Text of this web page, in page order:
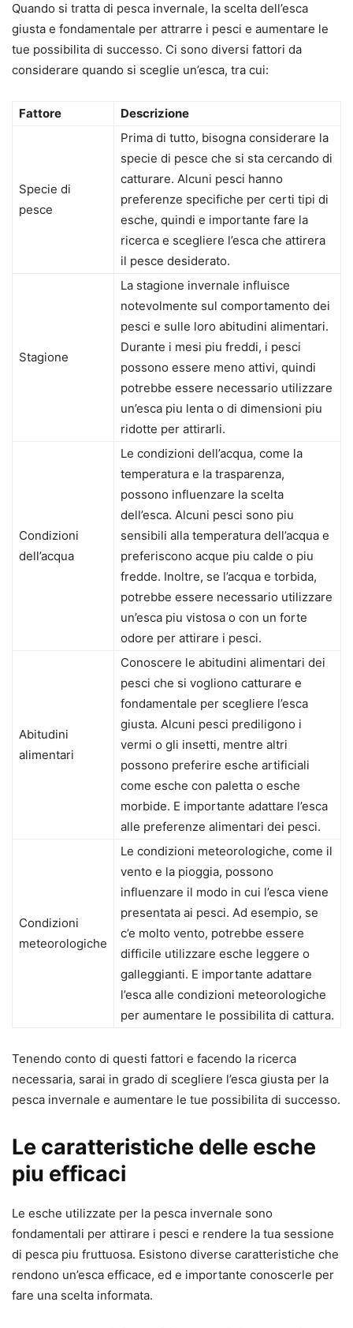
Quando si tratta di pesca invernale, la scelta dell’esca
giusta e fondamentale per attrarre i pesci e aumentare le
tue possibilita di successo. Ci sono diversi fattori da
considerare quando si sceglie un’esca, tra cui:
Fattore Descrizione
Specie di
pesce
Prima di tutto, bisogna considerare la
specie di pesce che si sta cercando di
catturare. Alcuni pesci hanno
preferenze specifiche per certi tipi di
esche, quindi e importante fare la
ricerca e scegliere l’esca che attirera
il pesce desiderato.
Stagione
La stagione invernale influisce
notevolmente sul comportamento dei
pesci e sulle loro abitudini alimentari.
Durante i mesi piu freddi, i pesci
possono essere meno attivi, quindi
potrebbe essere necessario utilizzare
un’esca piu lenta o di dimensioni piu
ridotte per attirarli.
Condizioni
dell’acqua
Le condizioni dell’acqua, come la
temperatura e la trasparenza,
possono influenzare la scelta
dell’esca. Alcuni pesci sono piu
sensibili alla temperatura dell’acqua e
preferiscono acque piu calde o piu
fredde. Inoltre, se l’acqua e torbida,
potrebbe essere necessario utilizzare
un’esca piu vistosa o con un forte
odore per attirare i pesci.
Abitudini
alimentari
Conoscere le abitudini alimentari dei
pesci che si vogliono catturare e
fondamentale per scegliere l’esca
giusta. Alcuni pesci prediligono i
vermi o gli insetti, mentre altri
possono preferire esche artificiali
come esche con paletta o esche
morbide. E importante adattare l’esca
alle preferenze alimentari dei pesci.
Condizioni
meteorologiche
Le condizioni meteorologiche, come il
vento e la pioggia, possono
influenzare il modo in cui l’esca viene
presentata ai pesci. Ad esempio, se
c’e molto vento, potrebbe essere
difficile utilizzare esche leggere o
galleggianti. E importante adattare
l’esca alle condizioni meteorologiche
per aumentare le possibilita di cattura.
Tenendo conto di questi fattori e facendo la ricerca
necessaria, sarai in grado di scegliere l’esca giusta per la
pesca invernale e aumentare le tue possibilita di successo.
Le caratteristiche delle esche
piu efficaci
Le esche utilizzate per la pesca invernale sono
fondamentali per attirare i pesci e rendere la tua sessione
di pesca piu fruttuosa. Esistono diverse caratteristiche che
rendono un’esca efficace, ed e importante conoscerle per
fare una scelta informata.